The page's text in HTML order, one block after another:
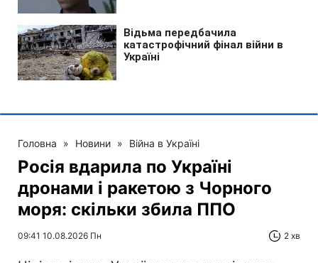
Головна » Новини » Війна в Україні
Росія вдарила по Україні
дронами і ракетою з Чорного
моря: скільки збила ППО
09:41 10.08.2026 Пн 2 хв